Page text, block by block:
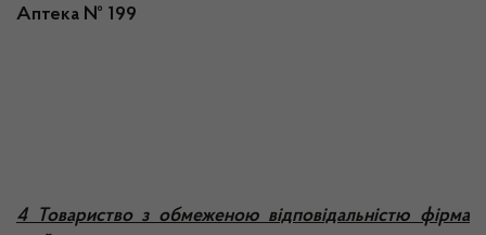
Аптека № 199
4 Товариство з обмеженою відповідальністю фірма